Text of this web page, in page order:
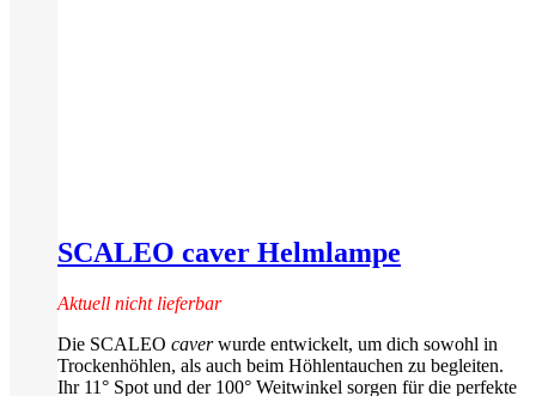
SCALEO caver Helmlampe
Aktuell nicht lieferbar
Die SCALEO caverwurde entwickelt, um dich sowohl in
Trockenhöhlen, als auch beim Höhlentauchen zu begleiten.
Ihr 11° Spot und der 100° Weitwinkel sorgen für die perfekte